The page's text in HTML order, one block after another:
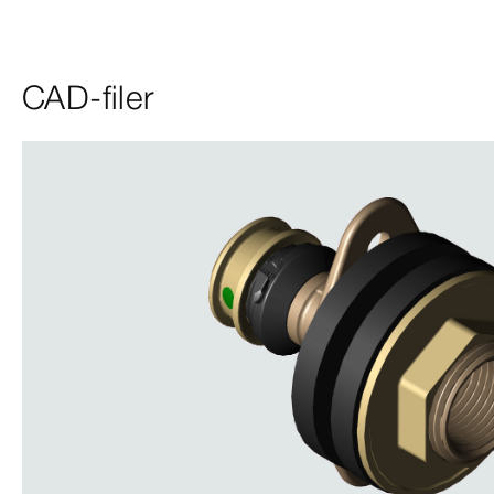
CAD-filer